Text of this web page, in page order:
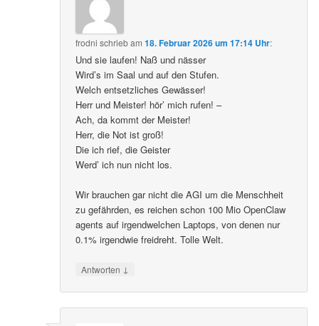
frodni schriebam18. Februar 2026 um 17:14 Uhr:
Und sie laufen! Naß und nässer
Wird’s im Saal und auf den Stufen.
Welch entsetzliches Gewässer!
Herr und Meister! hör’ mich rufen! –
Ach, da kommt der Meister!
Herr, die Not ist groß!
Die ich rief, die Geister
Werd’ ich nun nicht los.
Wir brauchen gar nicht die AGI um die Menschheit
zu gefährden, es reichen schon 100 Mio OpenClaw
agents auf irgendwelchen Laptops, von denen nur
0.1% irgendwie freidreht. Tolle Welt.
Antworten ↓